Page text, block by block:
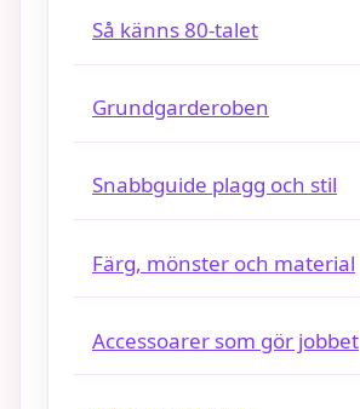
Så känns 80-talet
Grundgarderoben
Snabbguide plagg och stil
Färg, mönster och material
Accessoarer som gör jobbet